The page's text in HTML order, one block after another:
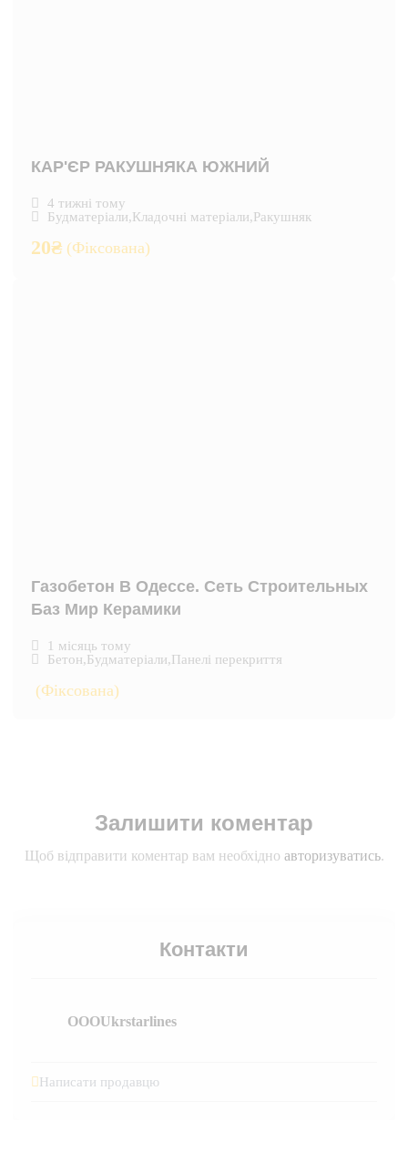
КАР'ЄР РАКУШНЯКА ЮЖНИЙ
4 тижні тому
Будматеріали,Кладочні матеріали,Ракушняк
20₴ (Фіксована)
Газобетон В Одессе. Сеть Строительных
Баз Мир Керамики
1 місяць тому
Бетон,Будматеріали,Панелі перекриття
(Фіксована)
Залишити коментар
Щоб відправити коментар вам необхідно авторизуватись.
Контакти
OOOUkrstarlines
Написати продавцю